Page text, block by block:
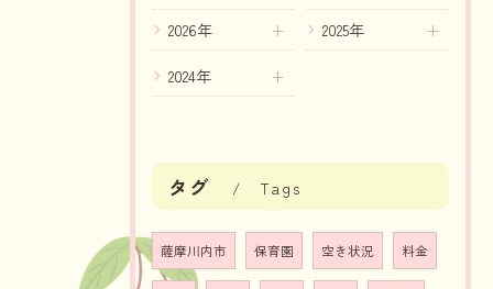
2026年 2025年
2024年
タグ Tags
薩摩川内市 保育園 空き状況 料金